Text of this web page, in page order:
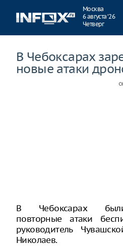
Москва
6 августа ‘26
Четверг
В Чебоксарах
новые атаки
В Чебоксарах
повторные атаки
руководитель
Николаев.